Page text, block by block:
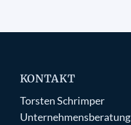
KONTAKT
Torsten Schrimper
Unternehmensberatung